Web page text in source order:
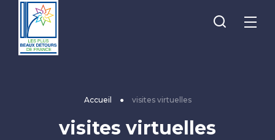
Je
Menu
Accueil ● visites virtuelles
visites virtuelles